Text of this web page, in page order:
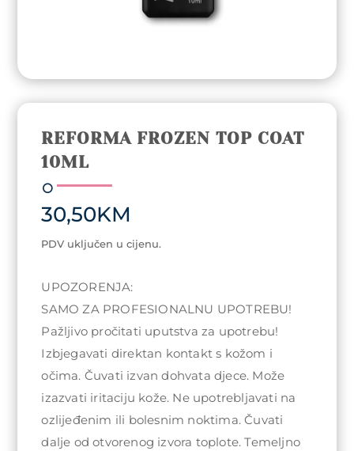
REFORMA FROZEN TOP COAT
10ML
30,50KM
PDV uključen u cijenu.
UPOZORENJA:
SAMO ZA PROFESIONALNU UPOTREBU!
Pažljivo pročitati uputstva za upotrebu!
Izbjegavati direktan kontakt s kožom i
očima. Čuvati izvan dohvata djece. Može
izazvati iritaciju kože. Ne upotrebljavati na
ozlijeđenim ili bolesnim noktima. Čuvati
dalje od otvorenog izvora toplote. Temeljno